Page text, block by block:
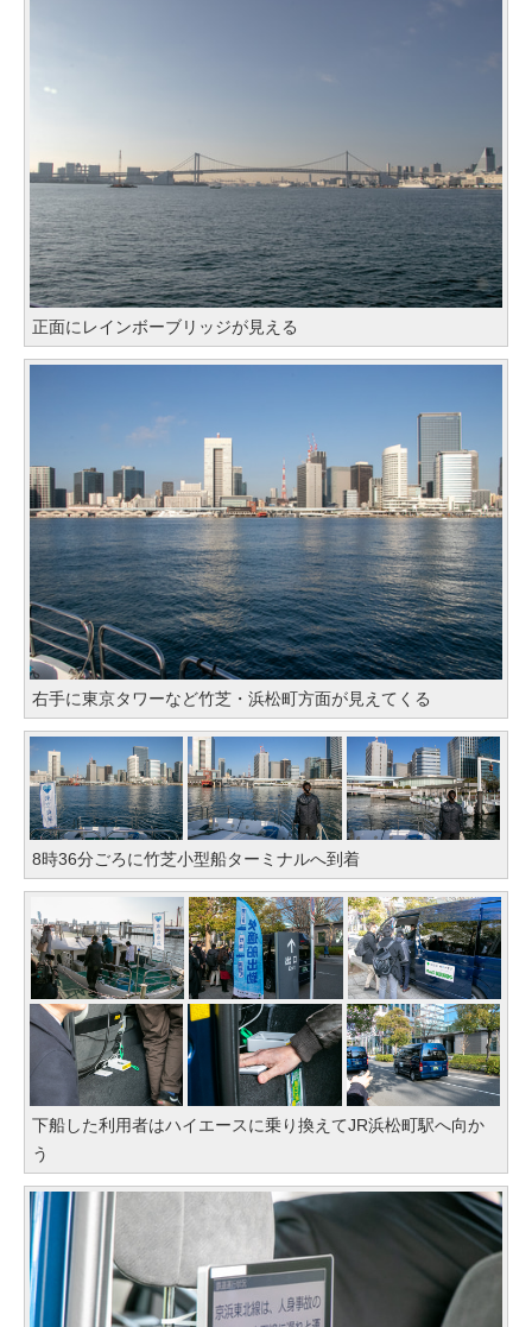
正面にレインボーブリッジが見える
右手に東京タワーなど竹芝・浜松町方面が見えてくる
8時36分ごろに竹芝小型船ターミナルへ到着
下船した利用者はハイエースに乗り換えてJR浜松町駅へ向か
う